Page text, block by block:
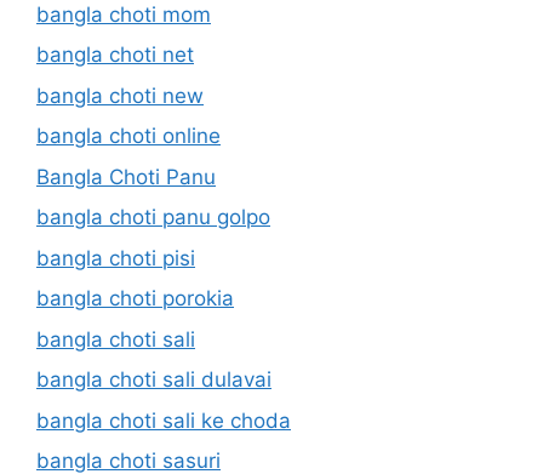
bangla choti mom
bangla choti net
bangla choti new
bangla choti online
Bangla Choti Panu
bangla choti panu golpo
bangla choti pisi
bangla choti porokia
bangla choti sali
bangla choti sali dulavai
bangla choti sali ke choda
bangla choti sasuri